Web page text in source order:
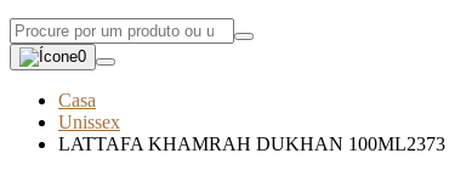
0
Casa
Unissex
LATTAFA KHAMRAH DUKHAN 100ML2373